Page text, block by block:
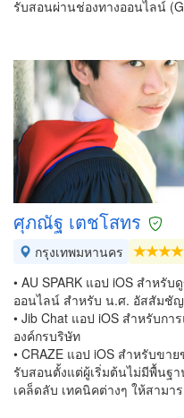
รับสอนผ่านช่องทางออนไลน์
ศุภณัฐ เตชโสทร
กรุงเทพมหานคร
• AU SPARK แอป iOS สำหรั
ออนไลน์ สำหรับ น.ศ. อัสสัมชัญ
• Jib Chat แอป iOS สำหรับก
องค์กรบริษัท
• CRAZE แอป iOS สำหรับขา
รับสอนตั้งแต่ผู้เริ่มต้นไม่มีพื้นฐ
เคล็ดลับ เทคนิคต่างๆ ให้สามา